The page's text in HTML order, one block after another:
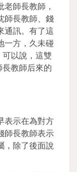
師長教師，
師長教師、錢
通訊。有了這
一方，久未碰
以說，這雙
長教師后來的
表示在為對方
師長教師表示
，除了後面說